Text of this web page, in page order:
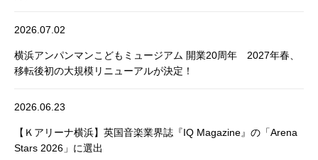
2026.07.02
横浜アンパンマンこどもミュージアム 開業20周年 2027年春、
移転後初の大規模リニューアルが決定！
2026.06.23
【Ｋアリーナ横浜】英国音楽業界誌『IQ Magazine』の「Arena
Stars 2026」に選出